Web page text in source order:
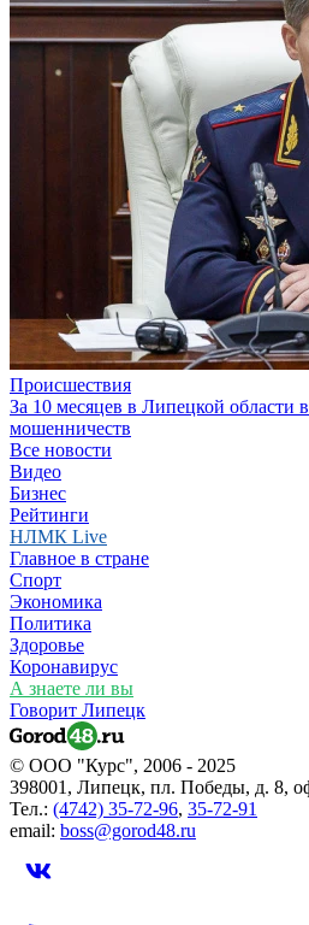
Происшествия
За 10 месяцев в Липецкой области
мошенничеств
Все новости
Видео
Бизнес
Рейтинги
НЛМК Live
Главное в стране
Спорт
Экономика
Политика
Здоровье
Коронавирус
А знаете ли вы
Говорит Липецк
© ООО "Курс", 2006 - 2025
398001, Липецк, пл. Победы, д. 8,
Тел.: (4742) 35-72-96, 35-72-91
email: boss@gorod48.ru